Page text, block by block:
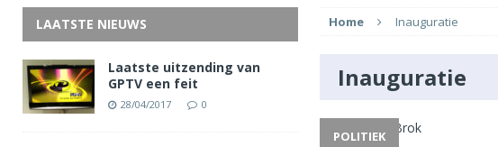
Home Inauguratie
Inauguratie
POLITIEK
LAATSTE NIEUWS
Laatste uitzending van
GPTV een feit
28/04/2017 0